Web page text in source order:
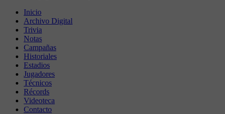
Inicio
Archivo Digital
Trivia
Notas
Campañas
Historiales
Estadios
Jugadores
Técnicos
Récords
Videoteca
Contacto